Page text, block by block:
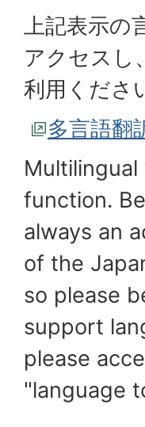
上記表示の
アクセスし
利用くださ
多言語翻
function.
always an
of the
so please
support
please
"language